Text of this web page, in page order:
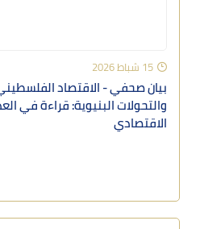
15 شباط 2026
بيان صحفي - الاقتصاد
الاقتصادي